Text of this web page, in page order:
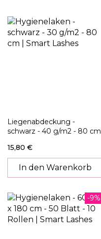
Liegenabdeckung -
schwarz - 40 g/m2 - 80 cm
15,80 €
In den Warenkorb
-9%